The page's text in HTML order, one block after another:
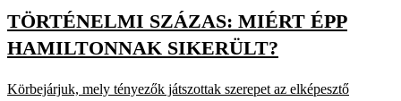
TÖRTÉNELMI SZÁZAS: MIÉRT ÉPP
HAMILTONNAK SIKERÜLT?
Körbejárjuk, mely tényezők játszottak szerepet az elképesztő